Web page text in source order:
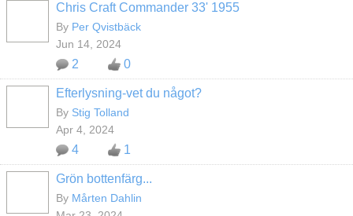
Chris Craft Commander 33' 1955
By Per Qvistbäck
Jun 14, 2024
2 0
Efterlysning-vet du något?
By Stig Tolland
Apr 4, 2024
4 1
Grön bottenfärg...
By Mårten Dahlin